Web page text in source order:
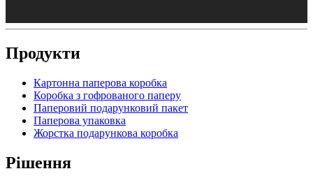
Продукти
Картонна паперова коробка
Коробка з гофрованого паперу
Паперовий подарунковий пакет
Паперова упаковка
Жорстка подарункова коробка
Рішення